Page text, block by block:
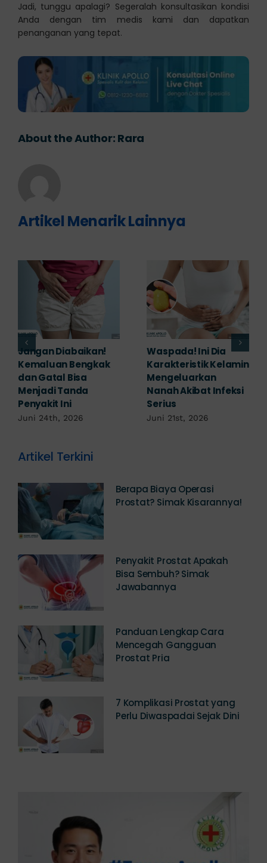
Jadi, tunggu apalagi? Segeralah konsultasikan kondisi
Anda dengan tim medis kami dan dapatkan
penanganan yang tepat.
About the Author: Rara
Artikel Menarik Lainnya
Banyak yang
Mengabaikan,
Padahal Habis
Berhubungan
Kemaluan Gatal Bisa
Jadi Tanda IMS!
Tampak Ringan,
Waspada Ini Gejala
Kutil Kelamin yang
Berbahaya!
Juni 14th, 2026
Berapa Biaya Operasi
Penyakit Prostat Apakah
Bisa Sembuh? Simak
Panduan Lengkap Cara
Mencegah Gangguan
7 Komplikasi Prostat yang